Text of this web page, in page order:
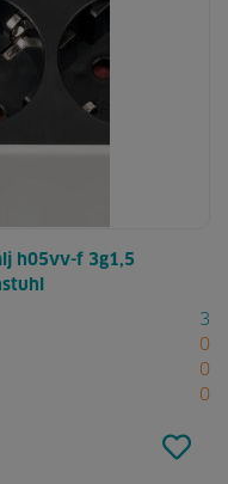
h05vv-f 3g1,5
3
0
0
0